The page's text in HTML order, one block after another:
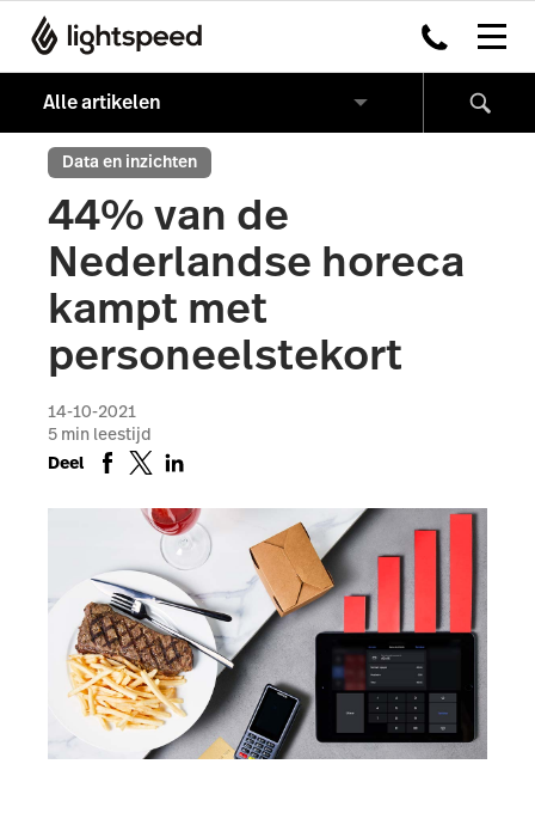
Data en inzichten
44% van de
Nederlandse horeca
kampt met
personeelstekort
14-10-2021
5 min leestijd
Deel